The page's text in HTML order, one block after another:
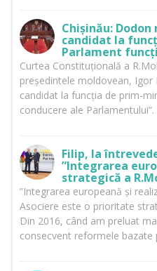
Chișinău:
candidat la
Parlament
Curtea Constituțională a
președintele moldovean,
candidat la funcția de prim-
conducere ale Parlamentului”.
Filip, la
”Integrarea
strategică a
”Integrarea europeană și
Asociere este o prioritate
Din 2016, când am preluat
consecvent reformele bazate